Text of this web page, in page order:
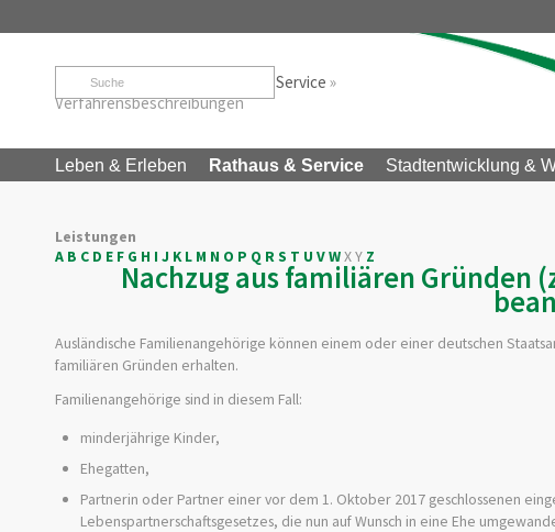
Startseite Service »
Verfahrensbeschreibungen
Leben & Erleben Rathaus & Service Stadtentwicklung &
Leistungen
A B C D E F G H I J K L M N O P Q RS T U VWXY Z
Nachzug aus familiären Gründen
Ausländische Familienangehörige können einem oder einer deutschen
familiären Gründen erhalten.
Familienangehörige sind in diesem Fall:
minderjährige Kinder,
Ehegatten,
Partnerin oder Partner einer vor dem 1. Oktober 2017 geschlossenen
Lebenspartnerschaftsgesetzes, die nun auf Wunsch in eine Ehe